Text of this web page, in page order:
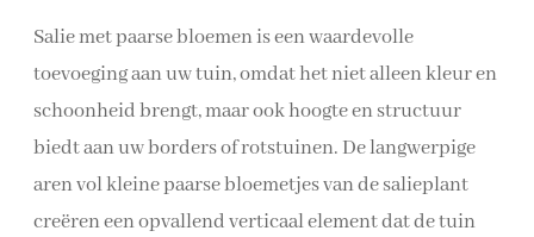
Salie met paarse bloemen is een waardevolle
toevoeging aan uw tuin, omdat het niet alleen kleur en
schoonheid brengt, maar ook hoogte en structuur
biedt aan uw borders of rotstuinen. De langwerpige
aren vol kleine paarse bloemetjes van de salieplant
creëren een opvallend verticaal element dat de tuin